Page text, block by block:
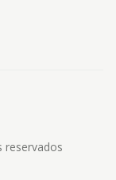
reservados